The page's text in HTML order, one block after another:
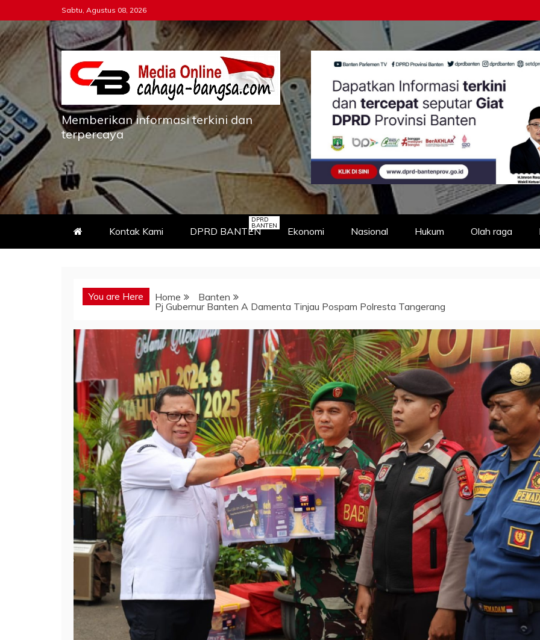
to
content
Sabtu, Agustus 08, 2026
Memberikan informasi terkini dan
terpercaya
Kontak Kami DPRD BANTEN
DPRD
BANTEN Ekonomi Nasional Hukum Olah raga
You are Here Home
Banten
Pj Gubernur Banten A Damenta Tinjau Pospam Polresta Tangerang